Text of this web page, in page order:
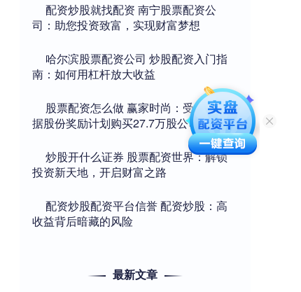
​配资炒股就找配资 南宁股票配资公
司：助您投资致富，实现财富梦想
​哈尔滨股票配资公司 炒股配资入门指
南：如何用杠杆放大收益
​股票配资怎么做 赢家时尚：受托人根
据股份奖励计划购买27.7万股公司股份
​炒股开什么证券 股票配资世界：解锁
投资新天地，开启财富之路
​配资炒股配资平台信誉 配资炒股：高
收益背后暗藏的风险
最新文章